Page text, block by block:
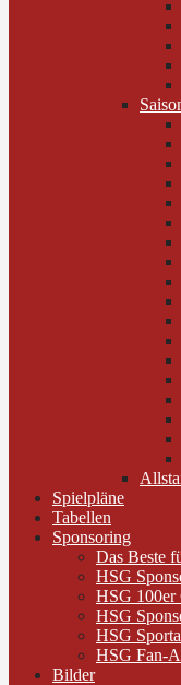
Spielpläne
Tabellen
Sponsoring
Das Beste
HSG
HSG 100er
HSG
HSG
HSG Fan-
Bilder